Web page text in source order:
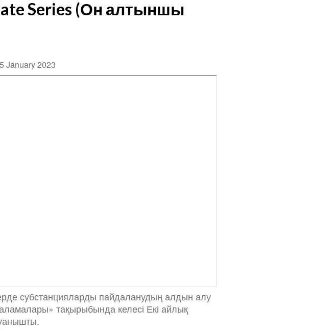
Series (Он алтыншы
5 January 2023
субстанцияларды пайдаланудың алдын алу
тақырыбында келесі Екі айлық